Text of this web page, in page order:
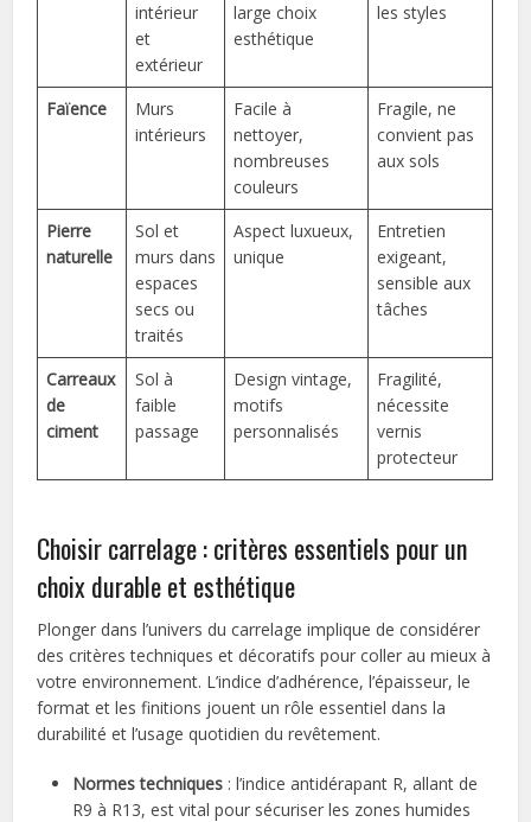
intérieur
et
extérieur
large choix
esthétique
les styles
Faïence
Murs
intérieurs
Facile à
nettoyer,
nombreuses
couleurs
Fragile, ne
convient pas
aux sols
Pierre
naturelle
Sol et
murs dans
espaces
secs ou
traités
Aspect luxueux,
unique
Entretien
exigeant,
sensible aux
tâches
Carreaux
de
ciment
Sol à
faible
passage
Design vintage,
motifs
personnalisés
Fragilité,
nécessite
vernis
protecteur
Choisir carrelage : critères essentiels pour un
choix durable et esthétique
Plonger dans l’univers du carrelage implique de considérer
des critères techniques et décoratifs pour coller au mieux à
votre environnement. L’indice d’adhérence, l’épaisseur, le
format et les finitions jouent un rôle essentiel dans la
durabilité et l’usage quotidien du revêtement.
Normes techniques : l’indice antidérapant R, allant de
R9 à R13, est vital pour sécuriser les zones humides